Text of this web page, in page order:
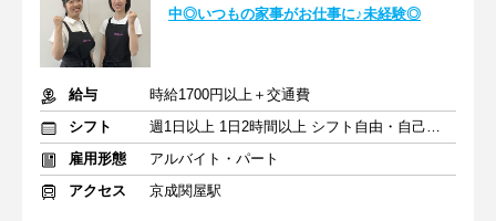
中◎いつもの家事がお仕事に♪未経験◎
給与
時給1700円以上＋交通費
シフト
週1日以上 1日2時間以上 シフト自由・自己申告
雇用形態
アルバイト・パート
アクセス
京成関屋駅